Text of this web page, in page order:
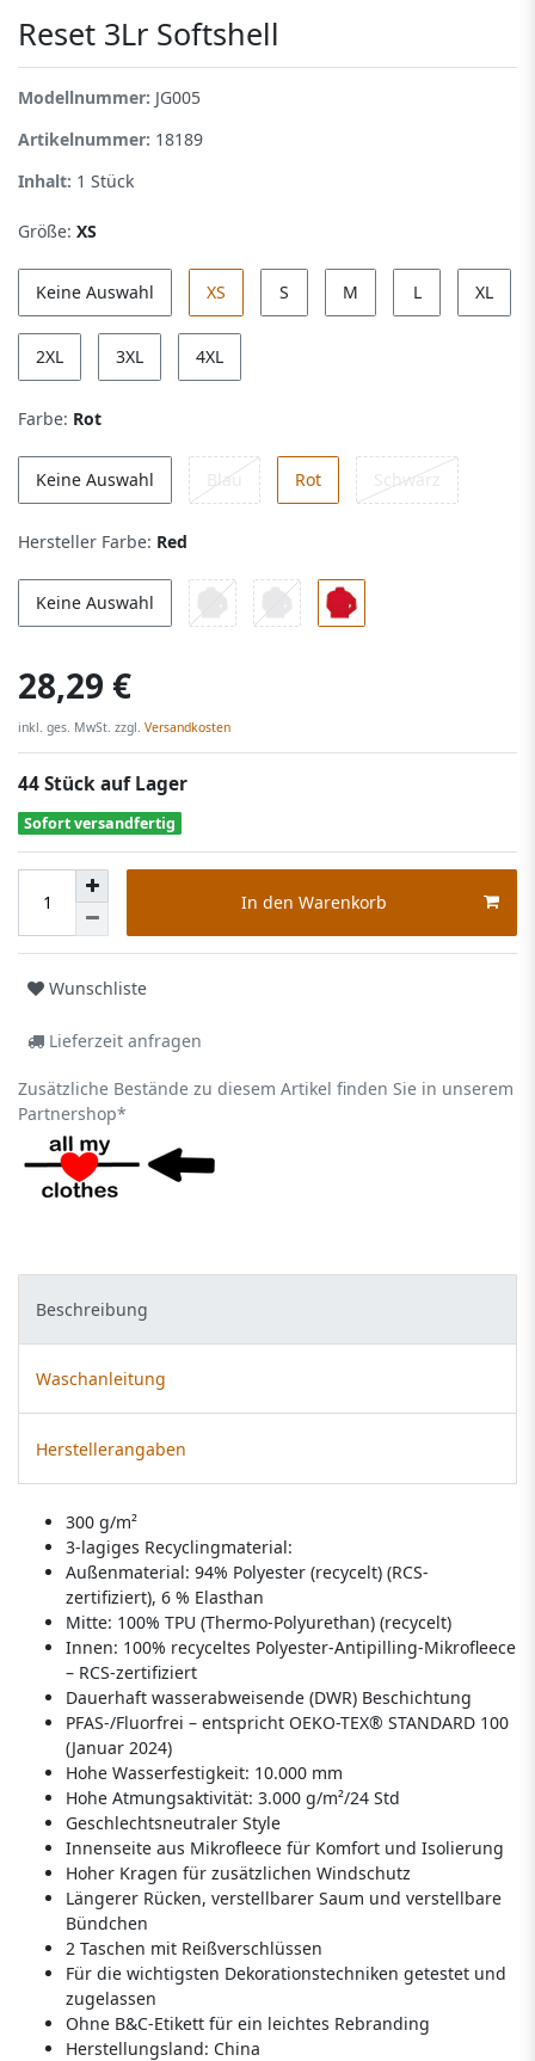
Reset 3Lr Softshell
Modellnummer: JG005
Artikelnummer: 18189
Inhalt: 1 Stück
Größe: XS
Keine Auswahl XS S M L XL
2XL 3XL 4XL
Farbe: Rot
Keine Auswahl Blau Rot Schwarz
Hersteller Farbe: Red
Keine Auswahl
28,29 €
inkl. ges. MwSt. zzgl. Versandkosten
44 Stück auf Lager
Sofort versandfertig
In den Warenkorb
Wunschliste
Lieferzeit anfragen
Zusätzliche Bestände zu diesem Artikel finden Sie in unserem
Partnershop*
Beschreibung
Waschanleitung
Herstellerangaben
300 g/m²
3-lagiges Recyclingmaterial:
Außenmaterial: 94% Polyester (recycelt) (RCS-
zertifiziert), 6 % Elasthan
Mitte: 100% TPU (Thermo-Polyurethan) (recycelt)
Innen: 100% recyceltes Polyester-Antipilling-Mikrofleece
– RCS-zertifiziert
Dauerhaft wasserabweisende (DWR) Beschichtung
PFAS-/Fluorfrei – entspricht OEKO-TEX® STANDARD 100
(Januar 2024)
Hohe Wasserfestigkeit: 10.000 mm
Hohe Atmungsaktivität: 3.000 g/m²/24 Std
Geschlechtsneutraler Style
Innenseite aus Mikrofleece für Komfort und Isolierung
Hoher Kragen für zusätzlichen Windschutz
Längerer Rücken, verstellbarer Saum und verstellbare
Bündchen
2 Taschen mit Reißverschlüssen
Für die wichtigsten Dekorationstechniken getestet und
zugelassen
Ohne B&C-Etikett für ein leichtes Rebranding
Herstellungsland: China